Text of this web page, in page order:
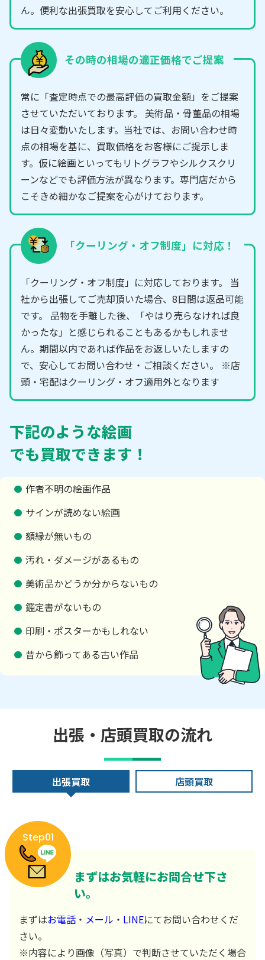
ん。便利な出張買取を安心してご利用ください。
その時の相場の適正価格でご提案
常に「査定時点での最高評価の買取金額」をご提案
させていただいております。 美術品・骨董品の相場
は日々変動いたします。当社では、お問い合わせ時
点の相場を基に、買取価格をお客様にご提示しま
す。仮に絵画といってもリトグラフやシルクスクリ
ーンなどでも評価方法が異なります。専門店だから
こそきめ細かなご提案を心がけております。
「クーリング・オフ制度」に対応！
「クーリング・オフ制度」に対応しております。 当
社から出張してご売却頂いた場合、8日間は返品可能
です。 品物を手離した後、「やはり売らなければ良
かったな」と感じられることもあるかもしれませ
ん。期間以内であれば作品をお返しいたしますの
で、安心してお問い合わせ・ご相談ください。 ※店
頭・宅配はクーリング・オフ適用外となります
下記のような絵画
でも買取できます！
作者不明の絵画作品
サインが読めない絵画
額縁が無いもの
汚れ・ダメージがあるもの
美術品かどうか分からないもの
鑑定書がないもの
印刷・ポスターかもしれない
昔から飾ってある古い作品
出張・店頭買取の流れ
出張買取 店頭買取
Step01
まずはお気軽にお問合せ下さ
い。
まずはお電話 ・ メール ・ LINEにてお問い合わせくだ
さい。
※内容により画像（写真）で判断させていただく場合